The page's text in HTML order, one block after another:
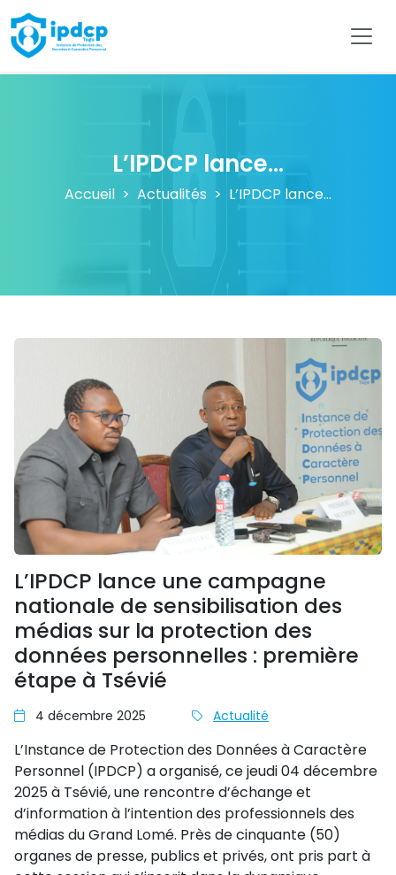
IPDCP
L’IPDCP lance...
Accueil Actualités L’IPDCP lance...
L’IPDCP lance une campagne
nationale de sensibilisation des
médias sur la protection des
données personnelles : première
étape à Tsévié
4 décembre 2025 Actualité
L’Instance de Protection des Données à Caractère
Personnel (IPDCP) a organisé, ce jeudi 04 décembre
2025 à Tsévié, une rencontre d’échange et
d’information à l’intention des professionnels des
médias du Grand Lomé. Près de cinquante (50)
organes de presse, publics et privés, ont pris part à